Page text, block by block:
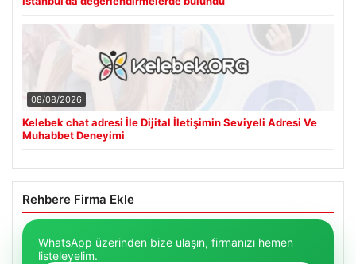
08/08/2026
Kelebek chat adresi İle Dijital İletişimin Seviyeli Adresi Ve
Muhabbet Deneyimi
Rehbere Firma Ekle
WhatsApp üzerinden bize ulaşın, firmanızı hemen
listeleyelim.